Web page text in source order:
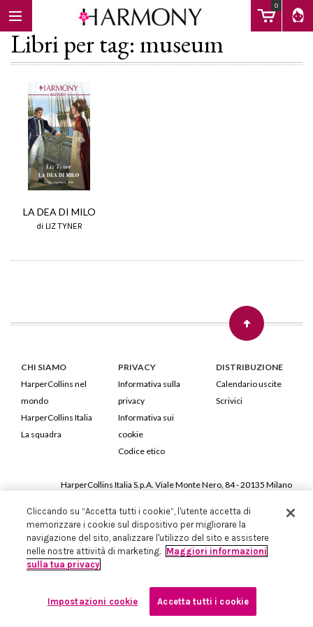
0
EBOOK
Calendario
Libri per tag: museum
LA DEA DI MILO
di LIZ TYNER
CHI SIAMO
HarperCollins nel
mondo
HarperCollins Italia
La squadra
PRIVACY
Informativa sulla
privacy
Informativa sui
cookie
Codice etico
DISTRIBUZIONE
Calendario uscite
Scrivici
HarperCollins Italia S.p.A. Viale Monte Nero, 84 - 20135 Milano
Iscritta in Milano al Registro delle imprese nr.198004 e REA nr.1051898
Cliccando su “Accetta tutti i cookie”, l'utente accetta di
memorizzare i cookie sul dispositivo per migliorare la
navigazione del sito, analizzare l'utilizzo del sito e assistere
nelle nostre attività di marketing. Maggiori informazioni
sulla tua privacy
Impostazioni cookie Accetta tutti i cookie